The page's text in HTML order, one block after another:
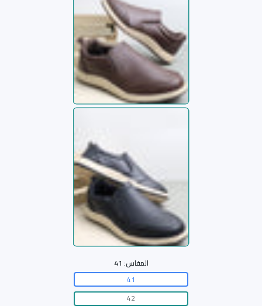
المقاس: 41
41
42